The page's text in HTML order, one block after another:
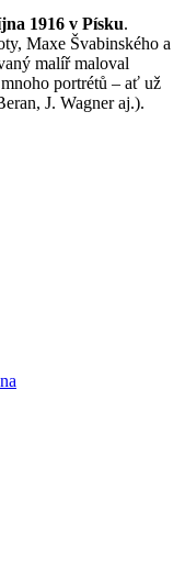
1916 v Písku.
Maxe Švabinského a
malíř maloval
portrétů – ať už
J. Wagner aj.).